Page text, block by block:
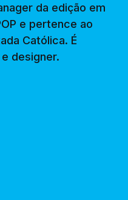
da edição em
e pertence ao
Católica. É
designer.